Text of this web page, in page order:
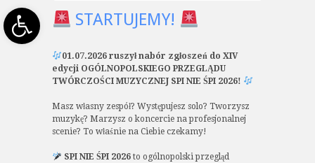
Open toolbarSTARTUJEMY!
01.07.2026 ruszył nabór zgłoszeń do XIV
edycji OGÓLNOPOLSKIEGO PRZEGLĄDU
TWÓRCZOŚCI MUZYCZNEJ SPI NIE ŚPI 2026!
Masz własny zespół? Występujesz solo? Tworzysz
muzykę? Marzysz o koncercie na profesjonalnej
scenie? To właśnie na Ciebie czekamy!
SPI NIE ŚPI 2026to ogólnopolski przegląd